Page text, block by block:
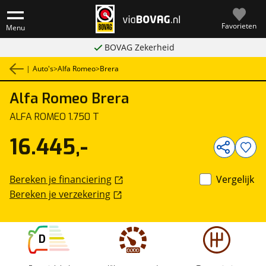
Menu Favorieten
BOVAG Zekerheid
| Auto's>Alfa Romeo>Brera
Alfa Romeo Brera
ALFA ROMEO 1.750 T
D
16.445,-
Bereken je financiering
Bereken je verzekering
Vergelijk